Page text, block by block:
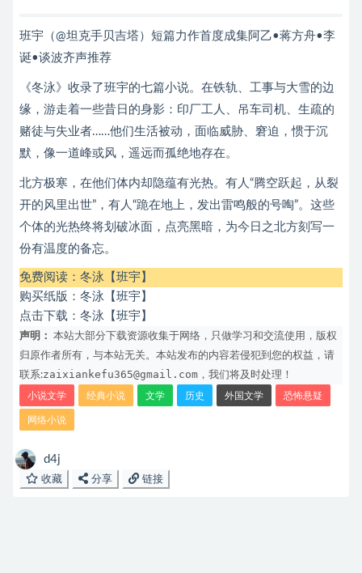
班宇（@坦克手贝吉塔）短篇力作首度成集阿乙•蒋方舟•李
诞•谈波齐声推荐
《冬泳》收录了班宇的七篇小说。在铁轨、工事与大雪的边
缘，游走着一些昔日的身影：印厂工人、吊车司机、生疏的
赌徒与失业者……他们生活被动，面临威胁、窘迫，惯于沉
默，像一道峰或风，遥远而孤绝地存在。
北方极寒，在他们体内却隐蕴有光热。有人“腾空跃起，从裂
开的风里出世”，有人“跪在地上，发出雷鸣般的号啕”。这些
个体的光热终将划破冰面，点亮黑暗，为今日之北方刻写一
份有温度的备忘。
免费阅读： 冬泳【班宇】
购买纸版： 冬泳【班宇】
点击下载： 冬泳【班宇】
声明：
本站大部分下载资源收集于网络，只做学习和交流使用，版权
归原作者所有，与本站无关。本站发布的内容若侵犯到您的权益，请
联系:zaixiankefu365@gmail.com ，我们将及时处理！
小说文学 经典小说 文学 历史 外国文学 恐怖悬疑
网络小说
d4j
收藏
分享 链接